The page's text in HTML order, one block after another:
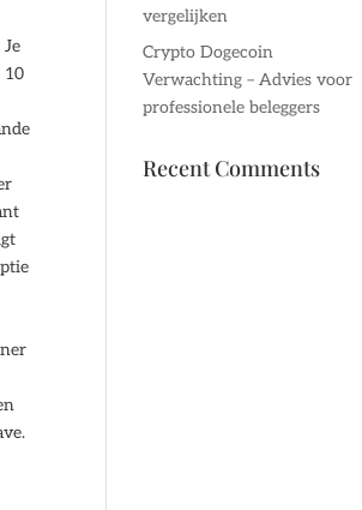
10
vergelijken
Crypto Dogecoin
Verwachting – Advies voor
professionele beleggers
Recent Comments